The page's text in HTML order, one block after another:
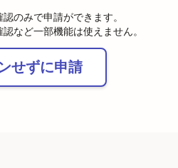
のみで申請ができます。
など一部機能は使えません。
せずに申請